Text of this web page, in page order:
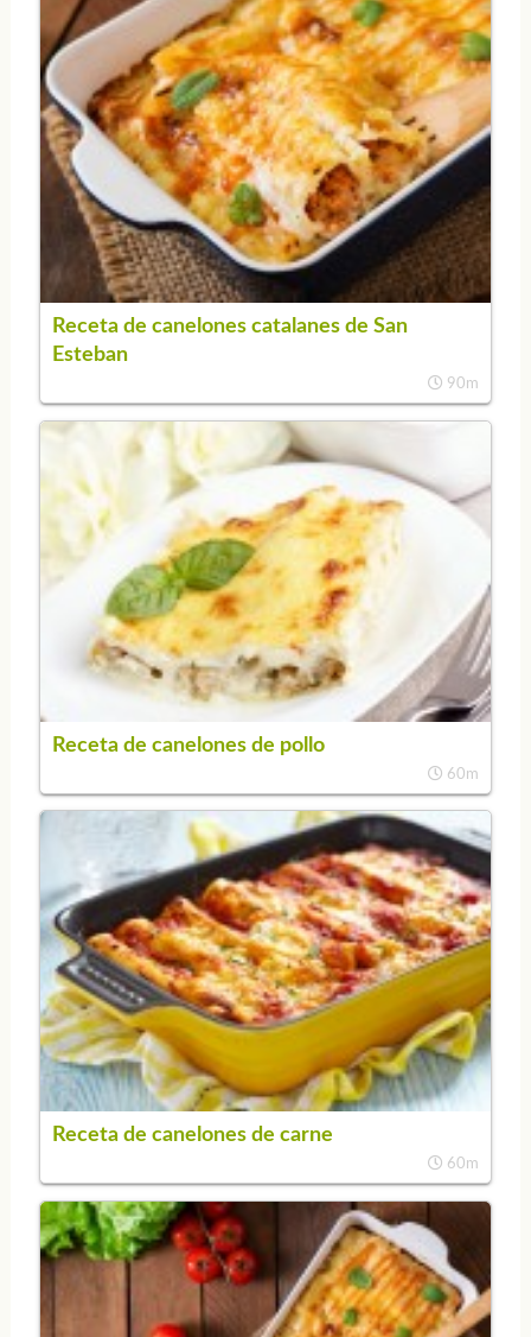
Receta de canelones catalanes de San
Esteban
90m
Receta de canelones de pollo
60m
Receta de canelones de carne
60m